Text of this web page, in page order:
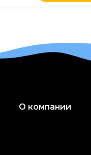
О компании